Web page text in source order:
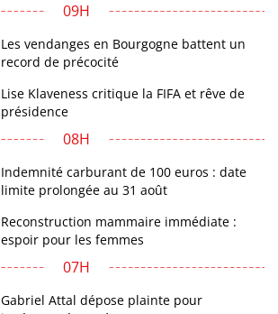
09H
Les vendanges en Bourgogne battent un
record de précocité
Lise Klaveness critique la FIFA et rêve de
présidence
08H
Indemnité carburant de 100 euros : date
limite prolongée au 31 août
Reconstruction mammaire immédiate :
espoir pour les femmes
07H
Gabriel Attal dépose plainte pour